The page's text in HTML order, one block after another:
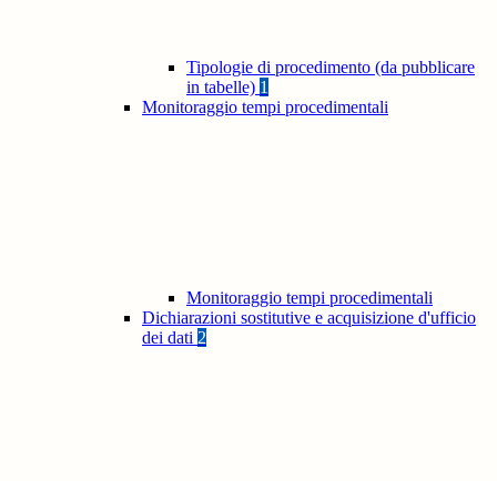
Tipologie di procedimento (da pubblicare
in tabelle) 1
Monitoraggio tempi procedimentali
Monitoraggio tempi procedimentali
Dichiarazioni sostitutive e acquisizione d'ufficio
dei dati 2